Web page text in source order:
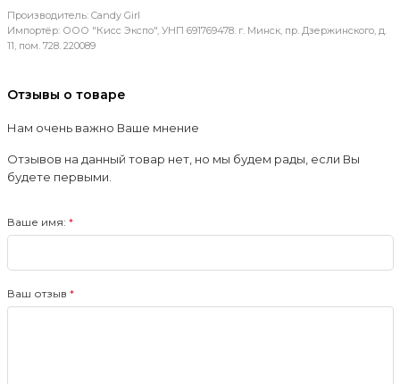
Производитель: Candy Girl
Импортёр: ООО "Кисс Экспо", УНП 691769478. г. Минск, пр. Дзержинского, д.
11, пом. 728. 220089
Отзывы о товаре
Нам очень важно Ваше мнение
Отзывов на данный товар нет, но мы будем рады, если Вы
будете первыми.
Ваше имя:
Ваш отзыв